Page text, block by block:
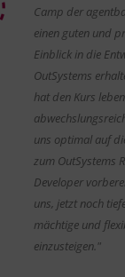
Camp der
einen guten und
Einblick in die
OutSystems
hat den Kurs
uns optimal auf
zum OutSystems
Developer
uns, jetzt noch
mächtige und
einzusteigen."